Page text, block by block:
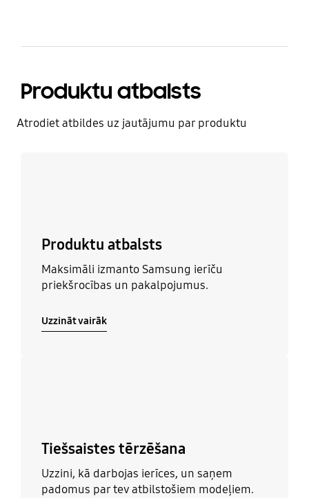
Produktu atbalsts
Atrodiet atbildes uz jautājumu par produktu
Produktu atbalsts
Maksimāli izmanto Samsung ierīču
priekšrocības un pakalpojumus.
Uzzināt vairāk
Tiešsaistes tērzēšana
Uzzini, kā darbojas ierīces, un saņem
padomus par tev atbilstošiem modeļiem.